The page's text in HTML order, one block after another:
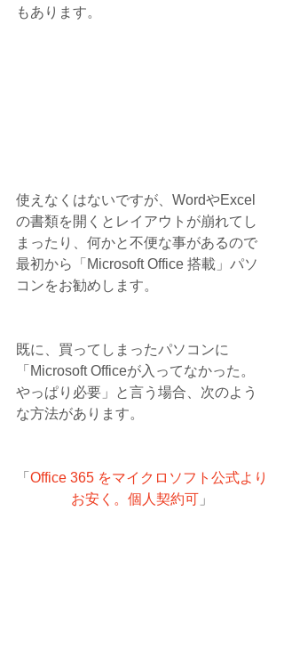
もあります。
使えなくはないですが、WordやExcel
の書類を開くとレイアウトが崩れてし
まったり、何かと不便な事があるので
最初から「Microsoft Office 搭載」パソ
コンをお勧めします。
既に、買ってしまったパソコンに
「Microsoft Officeが入ってなかった。
やっぱり必要」と言う場合、次のよう
な方法があります。
「 Office 365 をマイクロソフト公式より
お安く。個人契約可 」